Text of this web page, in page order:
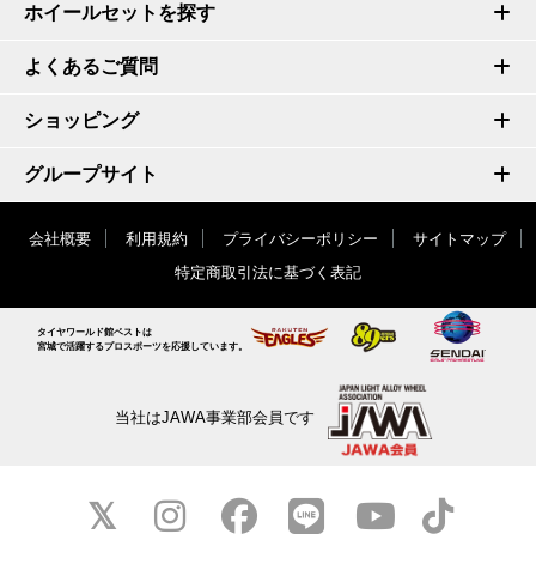
ホイールセットを探す
よくあるご質問
ショッピング
グループサイト
会社概要 利用規約 プライバシーポリシー
サイトマップ
特定商取引法に基づく表記
タイヤワールド館ベストは
宮城で活躍するプロスポーツを応援しています。
当社はJAWA事業部会員です